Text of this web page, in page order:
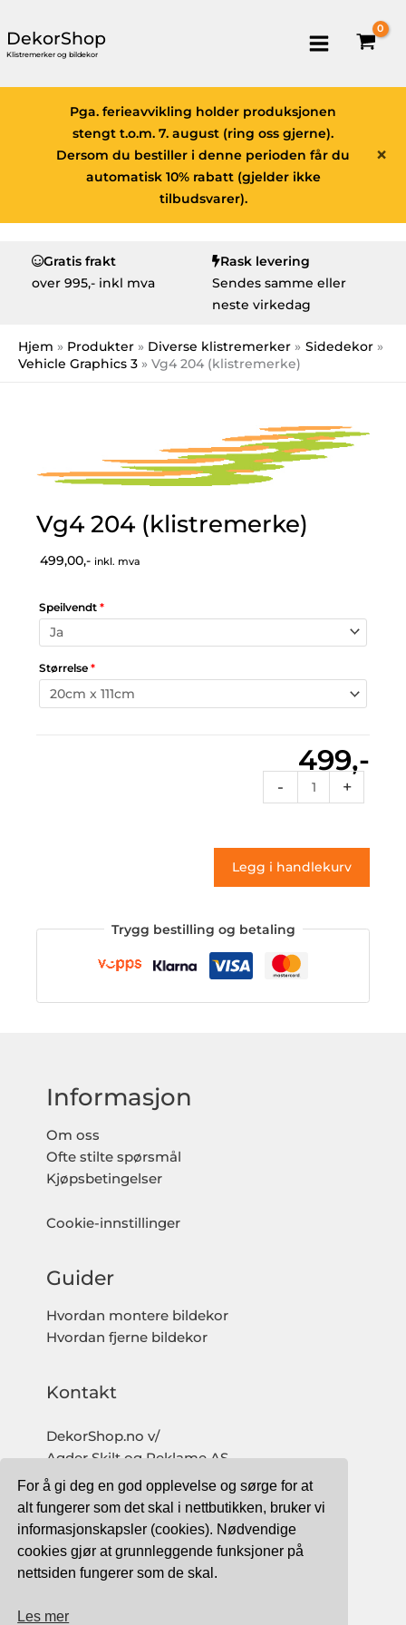
For å gi deg en god opplevelse og sørge for at
alt fungerer som det skal i nettbutikken, bruker vi
informasjonskapsler (cookies). Nødvendige
cookies gjør at grunnleggende funksjoner på
nettsiden fungerer som de skal.
Les mer
DekorShop
Klistremerker og bildekor
×
Pga. ferieavvikling holder produksjonen
stengt t.o.m. 7. august (ring oss gjerne).
Dersom du bestiller i denne perioden får du
automatisk 10% rabatt (gjelder ikke
tilbudsvarer).
Gratis frakt
over 995,- inkl mva
Rask levering
Sendes samme eller
neste virkedag
Hjem Produkter Diverse klistremerker
Sidedekor
Vehicle Graphics 3
Vg4 204 (klistremerke)
Vg4 204 (klistremerke)
499,00,- inkl. mva
Speilvendt *
Størrelse *
499,-
-
204
antall
+
Legg i handlekurv
Trygg bestilling og betaling
Informasjon
Om oss
Ofte stilte spørsmål
Kjøpsbetingelser
Cookie-innstillinger
Guider
Hvordan montere bildekor
Hvordan fjerne bildekor
Kontakt
DekorShop.no v/
Agder Skilt og Reklame AS
Org. nr: 997 633 016 MVA
salg@dekorshop.no
Tlf: 959 32 123
09.00 - 16.00